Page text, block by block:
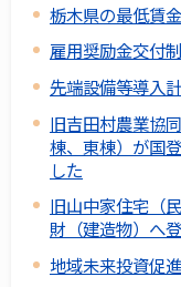
栃木県の最低賃金
雇用奨励金交付
先端設備等導入
旧吉田村農業協
棟、東棟）が国
した
旧山中家住宅（
財（建造物）へ
地域未来投資促